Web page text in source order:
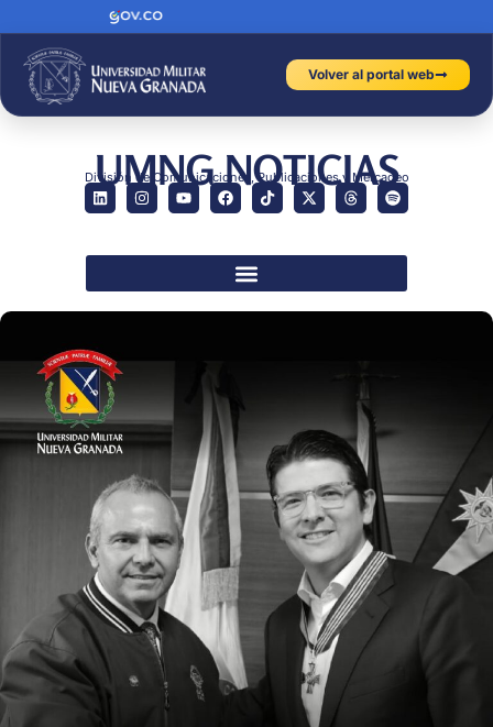
Volver al portal web
UMNG NOTICIAS
División de Comunicaciones, Publicaciones y Mercadeo